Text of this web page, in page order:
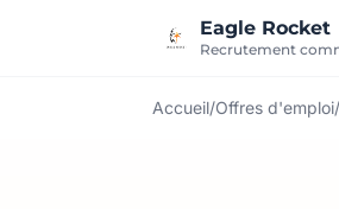
Eagle Rocket
Recrutement
Accueil/Offres d'emploi/